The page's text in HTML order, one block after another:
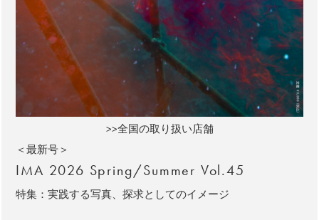
>>全国の取り扱い店舗
＜最新号＞
IMA 2026 Spring/Summer Vol.45
特集：実践する写真、探求としてのイメージ